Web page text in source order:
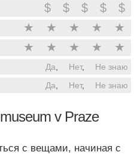
$ $ $ $ $
★ ★ ★ ★ ★
★ ★ ★ ★ ★
Да Нет,
Не знаю
Да Нет, Не знаю
v Praze
с вещами, начиная с